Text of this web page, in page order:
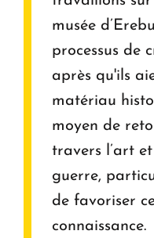
musée
processus de
après qu'ils
matériau
moyen de
travers l’art
guerre,
de favoriser
connaissance.